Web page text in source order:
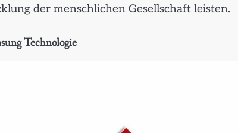
der menschlichen Gesellschaft leisten.
Technologie